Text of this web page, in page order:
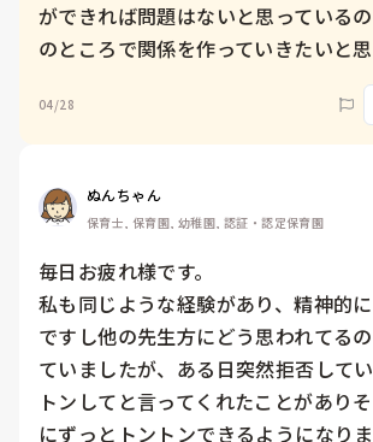
ができれば問題はないと思っている
のところで関係を作っていきたいと
04/28
ぬんちゃん
保育士, 保育園, 幼稚園, 認証・認定保育園
毎日お疲れ様です。
私も同じような経験があり、精神的
ですし他の先生方にどう思われてる
ていましたが、ある日突然拒否して
トンしてと言ってくれたことがあり
にずっとトントンできるようになり